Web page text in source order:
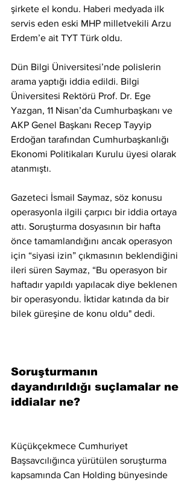
şirkete el kondu. Haberi medyada ilk
servis eden eski MHP milletvekili Arzu
Erdem’e ait TYT Türk oldu.
Dün Bilgi Üniversitesi’nde polislerin
arama yaptığı iddia edildi. Bilgi
Üniversitesi Rektörü Prof. Dr. Ege
Yazgan, 11 Nisan’da Cumhurbaşkanı ve
AKP Genel Başkanı Recep Tayyip
Erdoğan tarafından Cumhurbaşkanlığı
Ekonomi Politikaları Kurulu üyesi olarak
atanmıştı.
Gazeteci İsmail Saymaz, söz konusu
operasyonla ilgili çarpıcı bir iddia ortaya
attı. Soruşturma dosyasının bir hafta
önce tamamlandığını ancak operasyon
için “siyasi izin” çıkmasının beklendiğini
ileri süren Saymaz, “Bu operasyon bir
haftadır yapıldı yapılacak diye beklenen
bir operasyondu. İktidar katında da bir
bilek güreşine de konu oldu" dedi.
Soruşturmanın
dayandırıldığı suçlamalar ne
iddialar ne?
Küçükçekmece Cumhuriyet
Başsavcılığınca yürütülen soruşturma
kapsamında Can Holding bünyesinde